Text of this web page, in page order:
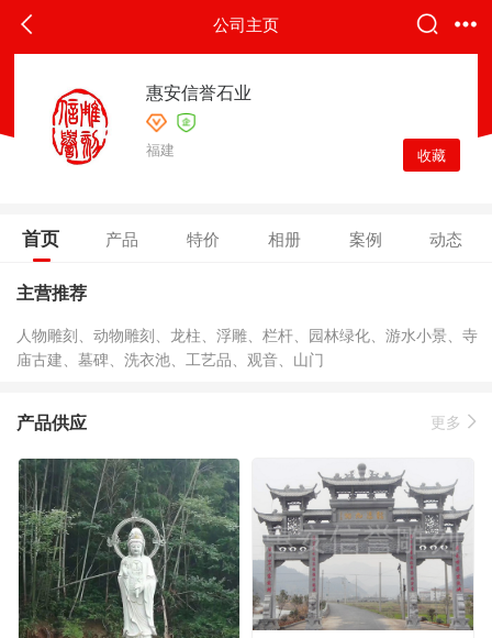
公司主页
惠安信誉石业
福建 收藏
首页 产品 特价 相册 案例 动态
主营推荐
人物雕刻、动物雕刻、龙柱、浮雕、栏杆、园林绿化、游水小景、寺
庙古建、墓碑、洗衣池、工艺品、观音、山门
产品供应 更多